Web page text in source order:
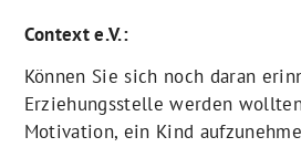
Context e.V.:
Können Sie sich noch daran
Erziehungsstelle werden
Motivation, ein Kind